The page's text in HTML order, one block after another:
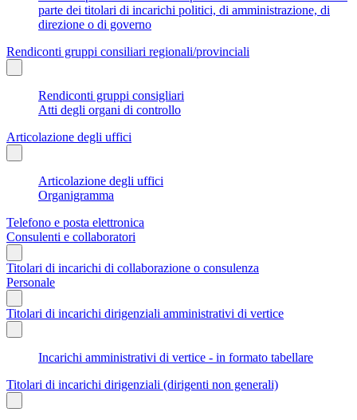
parte dei titolari di incarichi politici, di amministrazione, di
direzione o di governo
Rendiconti gruppi consiliari regionali/provinciali
Rendiconti gruppi consigliari
Atti degli organi di controllo
Articolazione degli uffici
Articolazione degli uffici
Organigramma
Telefono e posta elettronica
Consulenti e collaboratori
Titolari di incarichi di collaborazione o consulenza
Personale
Titolari di incarichi dirigenziali amministrativi di vertice
Incarichi amministrativi di vertice - in formato tabellare
Titolari di incarichi dirigenziali (dirigenti non generali)